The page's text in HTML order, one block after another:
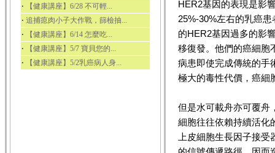
‧ 【健康講座】6/28 不可輕...
‧ 追捕瘜肉小子大作戰，篩檢抽...
‧ 【健康講座】6/14 怎麼吃...
‧ 【健康講座】5/7 寶貝您的...
‧ 【健康講座】5/2乳癌病人身...
HER2基因的表現是影
25%-30%左右的乳癌
的HER2基因過多的影
移復發。他們的癌細胞
病患即使完成傳統的手
極大的毒性代價，癌細
但是水可載舟亦可覆舟
細胞往往依賴持續活化
上皮細胞生長因子接